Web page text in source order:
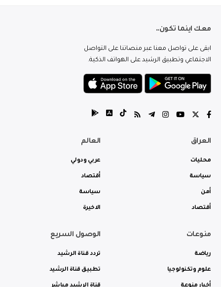
معك اينما تكون..
ابقى على تواصل معنا عبر منصاتنا على التواصل
الاجتماعي وتطبيق الرشيد على الهواتف الذكية.
العراق
محليات
سياسة
أمن
أقتصاد
العالم
عربي ودولي
أقتصاد
سياسة
الاخيرة
منوعات
رياضة
علوم وتكنولوجيا
الوصول السريع
تردد قناة الرشيد
تطبيق قناة الرشيد